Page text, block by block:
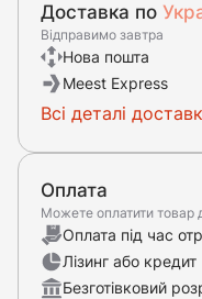
Доставка по
Відправимо завтра
Нова пошта
Meest Express
Всі деталі
Оплата
Можете оплатити товар
Оплата під час
Лізинг або кредит
Безготівковий